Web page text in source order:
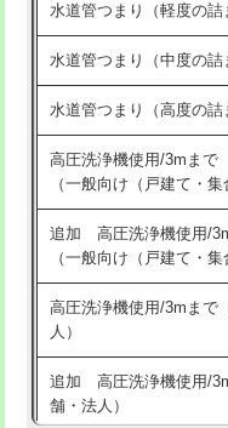
洗面台設置
化粧台設置
追加人工
廃棄・処分
※給水管工事は20mmま
交換・取付(排水栓・排水
持込商品取付（混合水栓
持込商品取付（浄水器・
業）
排水管工事（追加 排水
水道管つまり（軽度の詰
水道管つまり（中度の詰
水道管つまり（高度の詰
高圧洗浄機使用/3mまで
（一般向け（戸建て・集
追加 高圧洗浄機使用/
（一般向け（戸建て・集
高圧洗浄機使用/3mまで
人）
追加 高圧洗浄機使用/
舗・法人）